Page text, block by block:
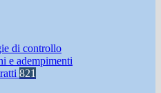
di controllo
e adempimenti
821